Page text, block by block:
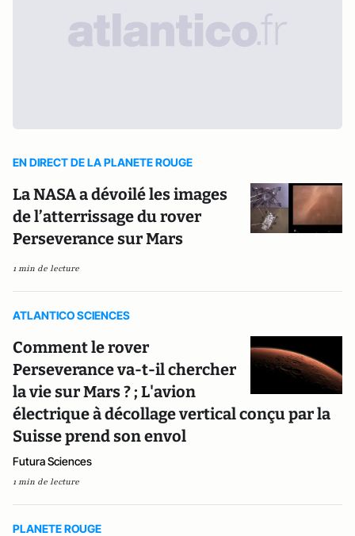
EN DIRECT DE LA PLANETE ROUGE
La NASA a dévoilé les images
de l’atterrissage du rover
Perseverance sur Mars
1 min de lecture
ATLANTICO SCIENCES
Comment le rover
Perseverance va-t-il chercher
la vie sur Mars ? ; L'avion
électrique à décollage vertical conçu par la
Suisse prend son envol
Futura Sciences
1 min de lecture
PLANETE ROUGE